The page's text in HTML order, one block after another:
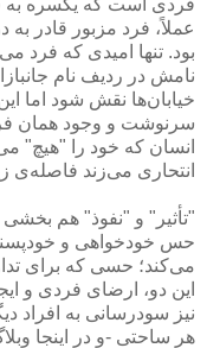
عملاً، فرد مزبور قادر به
بود. تنها امیدی كه فرد
نامش در ردیف نام
خیابان‌ها نقش شود اما
سرنوشت و وجود همان
انسان كه خود را "هیچ"
انتحاری می‌زند فاصله‌ی
"تأثیر" و "نفوذ" هم
حس خودخواهی و
می‌كند؛ حسی كه برای
این دو، ارضای فردی و
نیز سودرسانی به افراد
هر ساحتی -و در اینجا